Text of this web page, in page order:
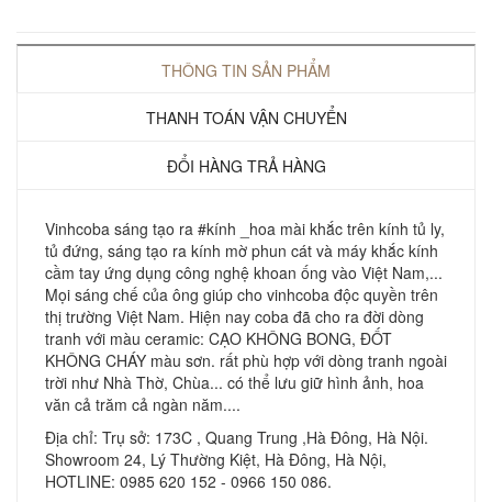
THÔNG TIN SẢN PHẨM
THANH TOÁN VẬN CHUYỂN
ĐỔI HÀNG TRẢ HÀNG
Vinhcoba sáng tạo ra #kính _hoa mài khắc trên kính tủ ly,
tủ đứng, sáng tạo ra kính mờ phun cát và máy khắc kính
cầm tay ứng dụng công nghệ khoan ống vào Việt Nam,...
Mọi sáng chế của ông giúp cho vinhcoba độc quyền trên
thị trường Việt Nam. Hiện nay coba đã cho ra đời dòng
tranh với màu ceramic: CẠO KHÔNG BONG, ĐỐT
KHÔNG CHÁY màu sơn. rất phù hợp với dòng tranh ngoài
trời như Nhà Thờ, Chùa... có thể lưu giữ hình ảnh, hoa
văn cả trăm cả ngàn năm....
Địa chỉ: Trụ sở: 173C , Quang Trung ,Hà Đông, Hà Nội.
Showroom 24, Lý Thường Kiệt, Hà Đông, Hà Nội,
HOTLINE: 0985 620 152 - 0966 150 086.